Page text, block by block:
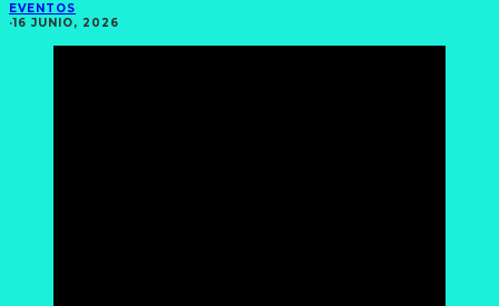
EVENTOS
·16 JUNIO, 2026